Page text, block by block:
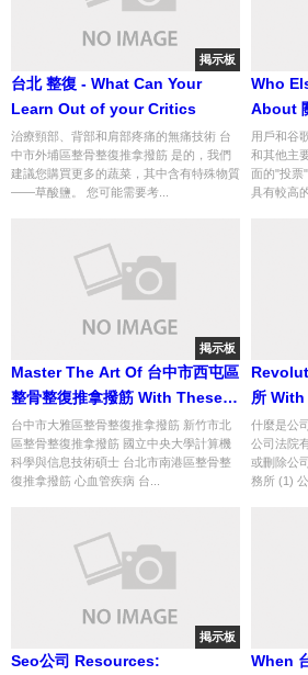
掲示板
台北 整復 - What Can Your
Learn Out of your Critics
治療頸部、背部和肩部疼痛的無痛技術 台
中市外埔區整骨整復推拿撥筋 是的，我們
建議您購買更多的蔬菜，其中含有特殊物質
——草酸鹽。 您可能需要考...
Who
About
用戶和谷
和其他主
面的"投票
具有較高
掲示板
Master The Art Of 台中市西屯區
整骨整復推拿撥筋 With These
Five Tips
台中市大雅區整骨整復推拿撥筋 新竹市北
區整骨整復推拿撥筋 國立中央大學計算機
科學與信息技術碩士 台北市南港區整骨整
復推拿撥筋 心血管疾病 台...
所
Tips
什麼是公
公司法院
或刪除公
務所 (1) 公
掲示板
Seo公司 Resources:
When